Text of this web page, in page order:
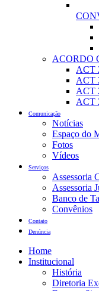
ACORDO
ACT
ACT
ACT
ACT
Comunicação
Notícias
Espaço do
Fotos
Vídeos
Serviços
Assessoria
Assessoria
Banco de
Convênios
Contato
Denúncia
Home
Institucional
História
Diretoria